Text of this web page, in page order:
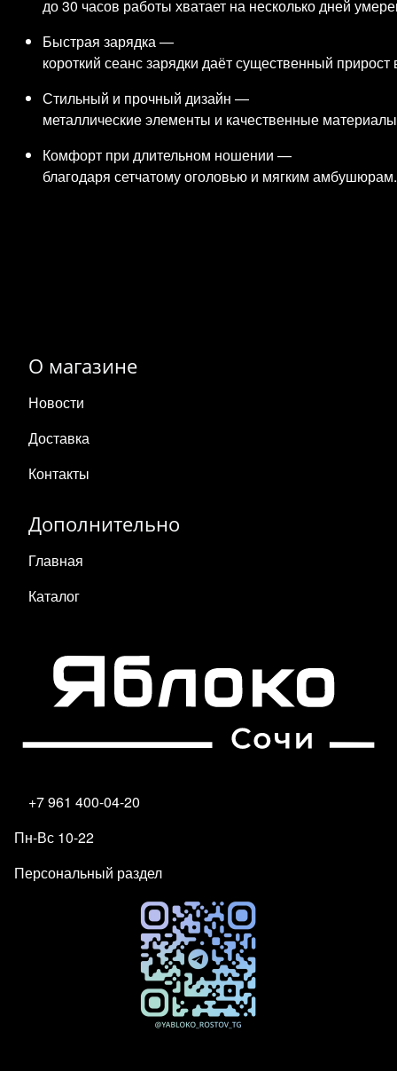
до 30 часов работы хватает на несколько дней
Быстрая зарядка —
короткий сеанс зарядки даёт существенный
Стильный и прочный дизайн —
металлические элементы и качественные
Комфорт при длительном ношении —
благодаря сетчатому оголовью и мягким амбушюрам.
О магазине
Новости
Доставка
Контакты
Дополнительно
Главная
Каталог
+7 961 400-04-20
Пн-Вс 10-22
Персональный раздел